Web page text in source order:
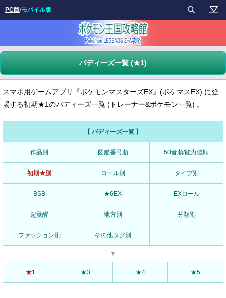
バディーズ一覧 (★1)
スマホ用ゲームアプリ『ポケモンマスターズEX』(ポケマスEX) に登
場する初期★1のバディーズ一覧 (トレーナー&ポケモン一覧) 。
【 バディーズ一覧 】
作品別 図鑑番号順 50音順/能力値順
初期★別 ロール別 タイプ別
BSB ★6EX EXロール
超覚醒 地方別 分類別
ファッション別 その他タグ別
▼
★1 ★3 ★4 ★5
PC版/モバイル版